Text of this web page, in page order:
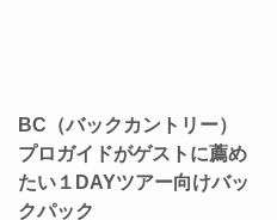
BC（バックカントリー）
プロガイドがゲストに薦め
たい１DAYツアー向けバッ
クパック